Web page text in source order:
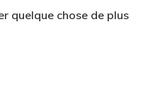
quelque chose de plus